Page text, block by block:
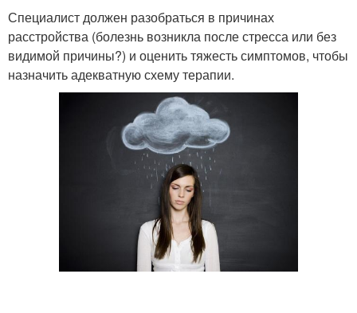
Специалист должен разобраться в причинах
расстройства (болезнь возникла после стресса или без
видимой причины?) и оценить тяжесть симптомов, чтобы
назначить адекватную схему терапии.